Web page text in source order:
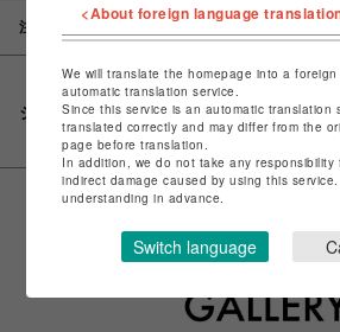
注意事項
シェアする
<About foreign language
We will translate the homepage into a
automatic translation service.
Since this service is an automatic translation
translated correctly and may differ from the
page before translation.
In addition, we do not take any responsibility
indirect damage caused by using this
understanding in advance.
Switch language